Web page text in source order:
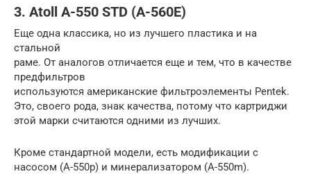
3. Atoll A-550 STD (A-560E)
Еще одна классика, но из лучшего пластика и на
стальной
раме. От аналогов отличается еще и тем, что в качестве
предфильтров
используются американские фильтроэлементы Pentek.
Это, своего рода, знак качества, потому что картриджи
этой марки считаются одними из лучших.
Кроме стандартной модели, есть модификации с
насосом (A-550p) и минерализатором (A-550m).